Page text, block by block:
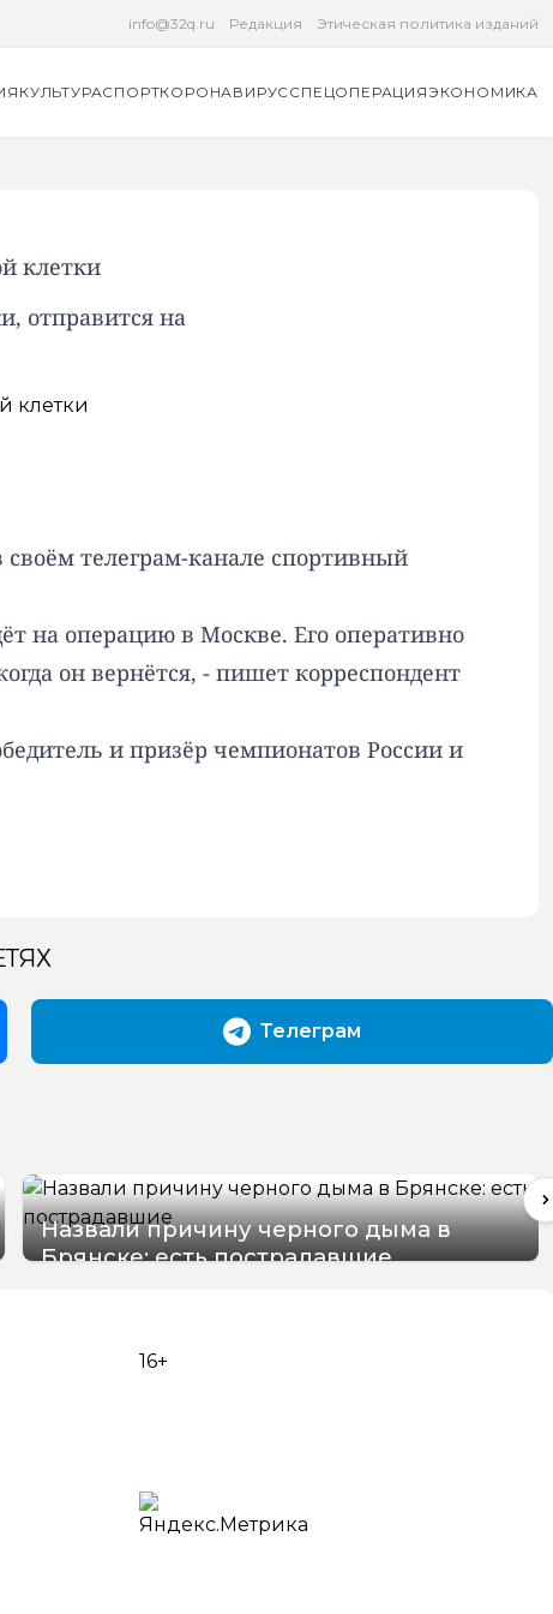
info@32q.ru Редакция Этическая политика изданий
КУЛЬТУРАСПОРТКОРОНАВИРУССПЕЦОПЕРАЦИЯЭКОНОМИКА
клетки
отправится на
телеграм-канале спортивный
на операцию в Москве. Его оперативно
он вернётся, - пишет корреспондент
и призёр чемпионатов России и
Телеграм
Назвали причину черного дыма в
Брянске: есть пострадавшие
16+